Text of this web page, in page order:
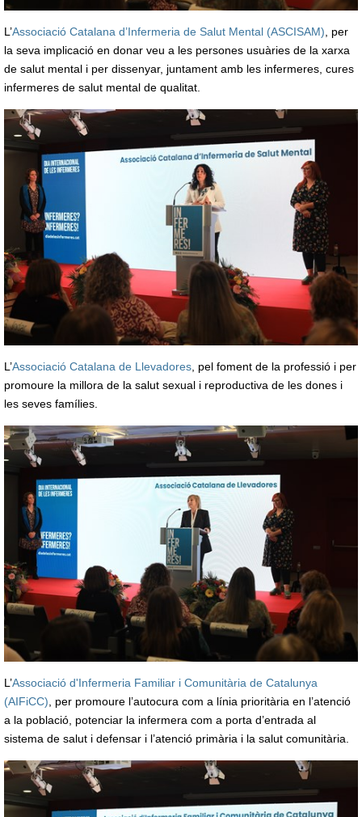
L’Associació Catalana d’Infermeria de Salut Mental (ASCISAM), per
la seva implicació en donar veu a les persones usuàries de la xarxa
de salut mental i per dissenyar, juntament amb les infermeres, cures
infermeres de salut mental de qualitat.
L’Associació Catalana de Llevadores, pel foment de la professió i per
promoure la millora de la salut sexual i reproductiva de les dones i
les seves famílies.
L’Associació d'Infermeria Familiar i Comunitària de Catalunya
(AIFiCC), per promoure l’autocura com a línia prioritària en l’atenció
a la població, potenciar la infermera com a porta d’entrada al
sistema de salut i defensar i l’atenció primària i la salut comunitària.